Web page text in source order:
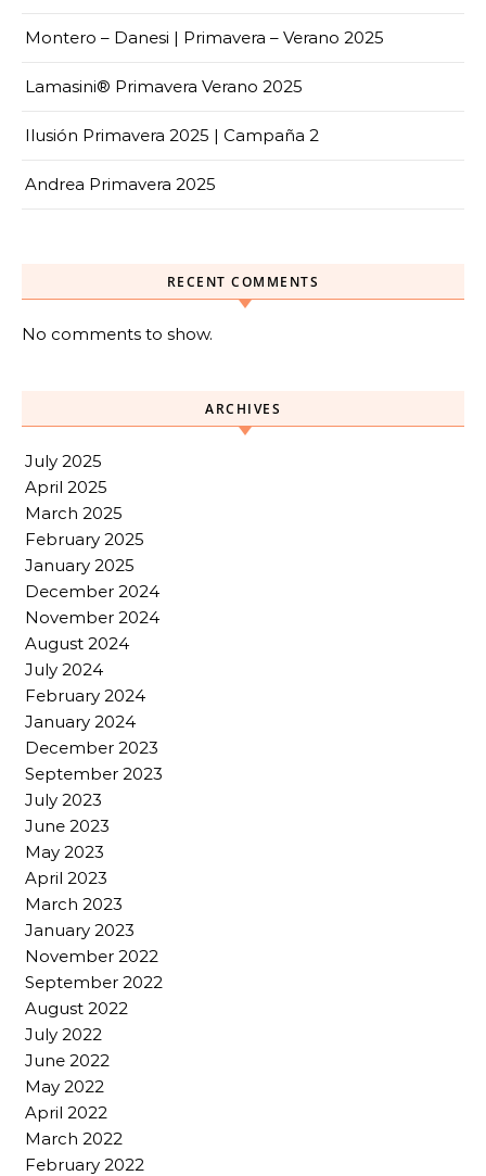
Montero – Danesi | Primavera – Verano 2025
Lamasini® Primavera Verano 2025
Ilusión Primavera 2025 | Campaña 2
Andrea Primavera 2025
RECENT COMMENTS
No comments to show.
ARCHIVES
July 2025
April 2025
March 2025
February 2025
January 2025
December 2024
November 2024
August 2024
July 2024
February 2024
January 2024
December 2023
September 2023
July 2023
June 2023
May 2023
April 2023
March 2023
January 2023
November 2022
September 2022
August 2022
July 2022
June 2022
May 2022
April 2022
March 2022
February 2022